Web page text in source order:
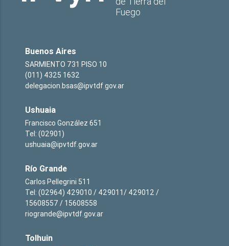
Fuego
Buenos Aires
SARMIENTO 731 PISO 10
(011) 4325 1632
delegacion.bsas@ipvtdf.gov.ar
Ushuaia
Francisco González 651
Tel: (02901)
ushuaia@ipvtdf.gov.ar
Río Grande
Carlos Pellegrini 511
Tel: (02964) 429010 / 429011/ 429012 /
15608557 / 15608558
riogrande@ipvtdf.gov.ar
Tolhuin